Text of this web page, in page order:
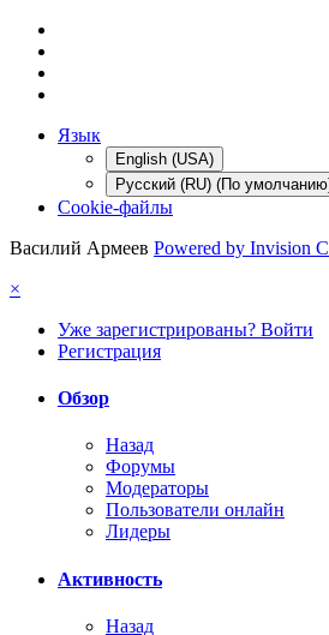
Язык
English (USA)
Русский (RU) (По
Cookie-файлы
Василий Армеев Powered by Invision
×
Уже зарегистрированы? Войти
Регистрация
Обзор
Назад
Форумы
Модераторы
Пользователи онлайн
Лидеры
Активность
Назад